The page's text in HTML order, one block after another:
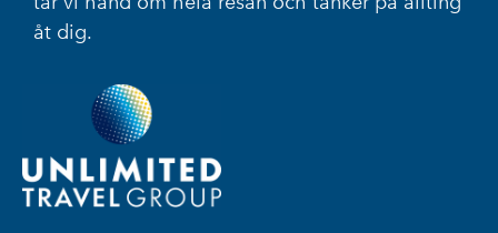
åt dig.